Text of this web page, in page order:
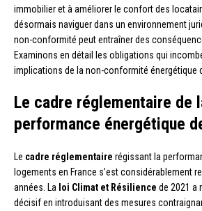
immobilier et à améliorer le confort des
désormais naviguer dans un environnement
non-conformité peut entraîner des
Examinons en détail les obligations qui
implications de la non-conformité énergétique
Le cadre réglementaire de
performance énergétique
Le cadre réglementaire régissant la
logements en France s’est considérablement
années. La loi Climat et Résilience de 2021 a
décisif en introduisant des mesures